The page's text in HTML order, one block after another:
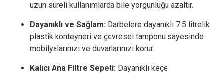
uzun süreli kullanımlarda bile yorgunluğu azaltır.
Dayanıklı ve Sağlam: Darbelere dayanıklı 7.5 litrelik
plastik konteyneri ve çevresel tamponu sayesinde
mobilyalarınızı ve duvarlarınızı korur.
Kalıcı Ana Filtre Sepeti: Dayanıklı keçe